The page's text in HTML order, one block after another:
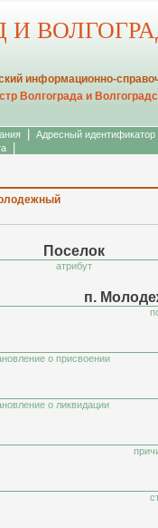
И
информационно-
Волгограда и
Адресный идентификатор
Поселок
атрибут
п.
о присвоении
о ликвидации